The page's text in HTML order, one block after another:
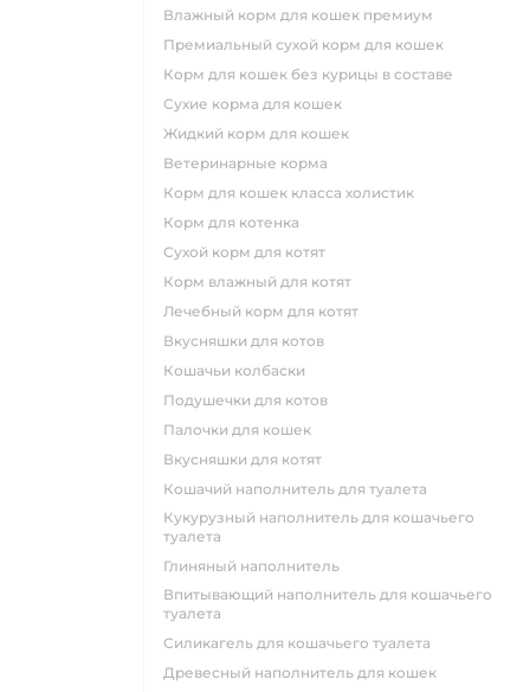
влажный корм для кошек премиум
премиальный сухой корм для кошек
корм для кошек без курицы в составе
сухие корма для кошек
жидкий корм для кошек
ветеринарные корма
корм для кошек класса холистик
корм для котенка
сухой корм для котят
корм влажный для котят
лечебный корм для котят
вкусняшки для котов
кошачьи колбаски
подушечки для котов
палочки для кошек
вкусняшки для котят
кошачий наполнитель для туалета
кукурузный наполнитель для кошачьего
туалета
глиняный наполнитель
впитывающий наполнитель для кошачьего
туалета
силикагель для кошачьего туалета
древесный наполнитель для кошек